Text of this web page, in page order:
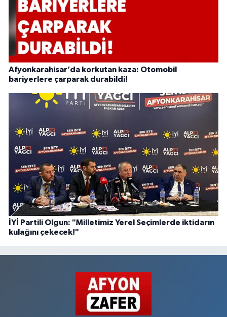
Afyonkarahisar’da korkutan kaza: Otomobil
bariyerlere çarparak durabildi!
İYİ Partili Olgun: "Milletimiz Yerel Seçimlerde iktidarın
kulağını çekecek!"